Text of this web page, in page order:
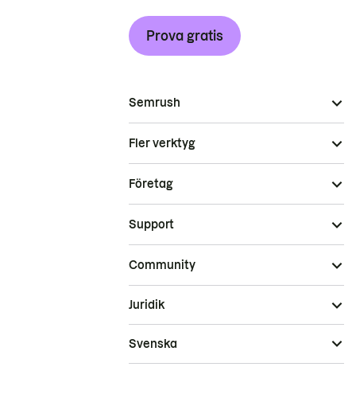
Prova gratis
Semrush
Fler verktyg
Företag
Support
Community
Juridik
Svenska